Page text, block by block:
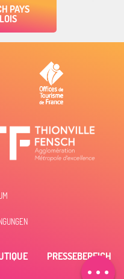
Zeitplan
PAYS
PRESSEBEREICH